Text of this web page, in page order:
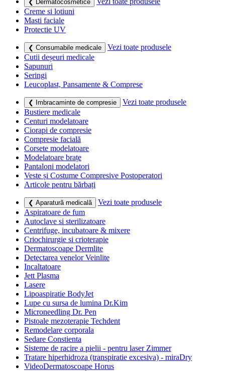
❮ Dermatocosmetice
Creme si lotiuni
Masti faciale
Protectie UV
❮ Consumabile medicale
Vezi toate produsele
Cutii deșeuri medicale
Sapunuri
Seringi
Leucoplast, Pansamente & Comprese
❮ Imbracaminte de compresie
Vezi toate produsele
Bustiere medicale
Centuri modelatoare
Ciorapi de compresie
Compresie facială
Corsete modelatoare
Modelatoare brațe
Pantaloni modelatori
Veste și Costume Compresive Postoperatori
Articole pentru bărbați
❮ Aparatură medicală
Vezi toate produsele
Aspiratoare de fum
Autoclave si sterilizatoare
Centrifuge, incubatoare & mixere
Criochirurgie si crioterapie
Dermatoscoape Dermlite
Detectarea venelor Veinlite
Incaltatoare
Jett Plasma
Lasere
Lipoaspiratie BodyJet
Lupe cu sursa de lumina Dr.Kim
Microneedling Dr. Pen
Pistoale mezoterapie Techdent
Remodelare corporala
Sedare Constienta
Sisteme de racire a pielii - pentru laser Zimmer
Tratare hiperhidroza (transpiratie excesiva) - miraDry
VideoDermatoscoape Horus